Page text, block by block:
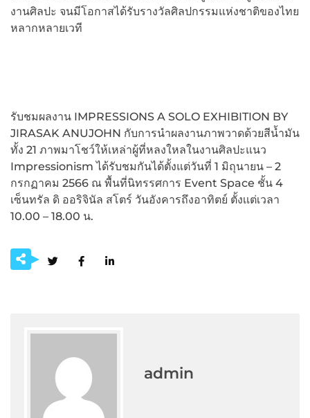
งานศิลปะ จนมีโอกาสได้รับรางวัลศิลปกรรมแห่งชาติของไทย
หลากหลายเวที
รับชมผลงาน IMPRESSIONS A SOLO EXHIBITION BY
JIRASAK ANUJOHN กับการนำผลงานภาพวาดด้วยสีน้ำมัน
ทั้ง 21 ภาพมาโชว์ให้เหล่าผู้ที่หลงใหลในงานศิลปะแนว
Impressionism ได้รับชมกันได้ตั้งแต่วันที่ 1 มิถุนายน – 2
กรกฏาคม 2566 ณ พื้นที่นิทรรศการ Event Space ชั้น 4
เซ็นทรัล ดิ ออริจินัล สโตร์ วันอังคารถึงอาทิตย์ ตั้งเเต่เวลา
10.00 – 18.00 น.
admin